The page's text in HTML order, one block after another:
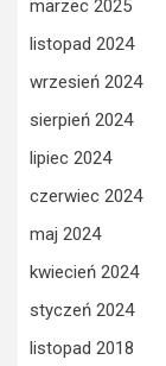
marzec 2025
listopad 2024
wrzesień 2024
sierpień 2024
lipiec 2024
czerwiec 2024
maj 2024
kwiecień 2024
styczeń 2024
listopad 2018